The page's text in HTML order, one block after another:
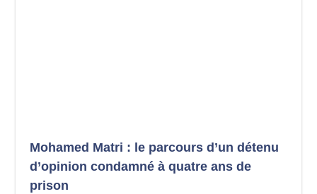
Mohamed Matri : le parcours d’un détenu
d’opinion condamné à quatre ans de
prison